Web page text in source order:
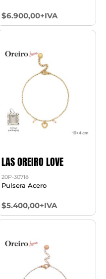
$6.900,00+IVA
LAS OREIRO LOVE
20P-30718
Pulsera Acero
$5.400,00+IVA